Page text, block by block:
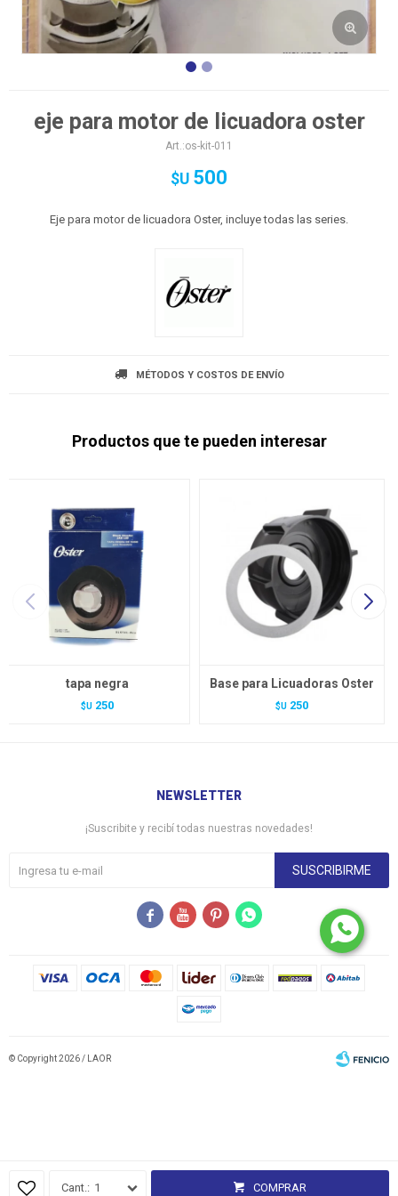
eje para motor de licuadora oster
os-kit-011
$U 500
Eje para motor de licuadora Oster, incluye todas las series.
1 COMPRAR
MÉTODOS Y COSTOS DE ENVÍO
Productos que te pueden interesar
tapa negra
$U 250
Base para Licuadoras Oster
$U 250
NEWSLETTER
¡Suscribite y recibí todas nuestras novedades!
SUSCRIBIRME
   
© Copyright 2026 / LAOR